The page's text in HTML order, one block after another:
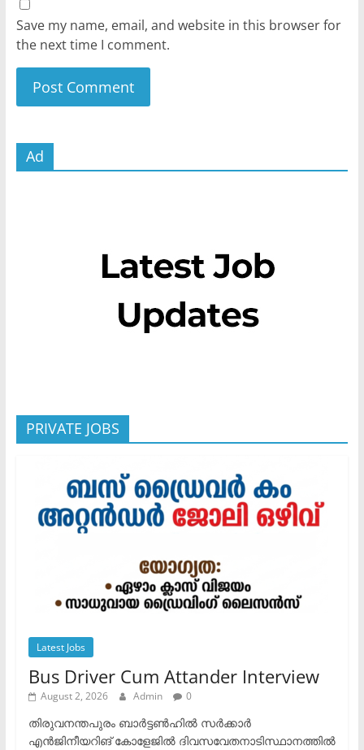
Save my name, email, and website in this browser for
the next time I comment.
Ad
PRIVATE JOBS
Latest Jobs
Bus Driver Cum Attander Interview
August 2, 2026 Admin 0
തിരുവനന്തപുരം ബാർട്ടൺഹിൽ സർക്കാർ
എൻജിനീയറിങ് കോളേജിൽ ദിവസവേതനാടിസ്ഥാനത്തിൽ